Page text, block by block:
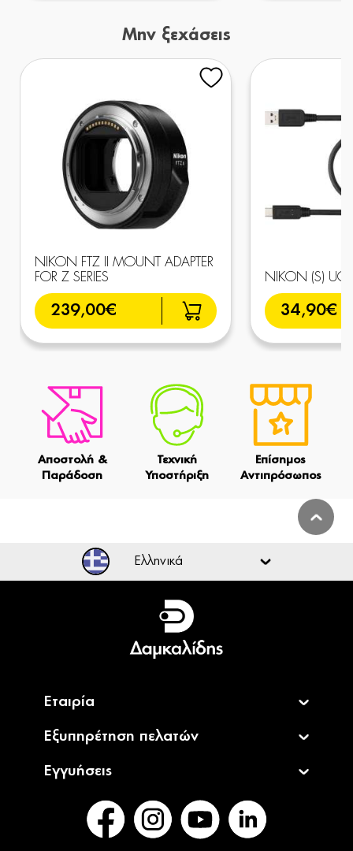
Μην ξεχάσεις
NIKON FTZ II MOUNT ADAPTER
FOR Z SERIES
239,00€
NIKON (S) UC-
34,90€
Αποστολή &
Παράδοση
Τεχνική
Υποστήριξη
Επίσημος
Αντιπρόσωπος
Ελληνικά
Ελληνικά
English
Εταιρία
Εξυπηρέτηση πελατών
Εγγυήσεις